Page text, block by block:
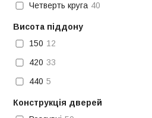
Четверть круга 40
Висота піддону
150 12
420 33
440 5
Конструкція дверей